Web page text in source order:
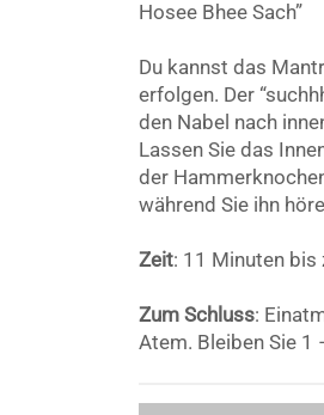
Hosee Bhee Sach”
Du kannst das
erfolgen. Der
den Nabel nach
Lassen Sie das
der
während Sie ihn
Zeit: 11 Minuten bis
Zum Schluss:
Atem. Bleiben Sie 1